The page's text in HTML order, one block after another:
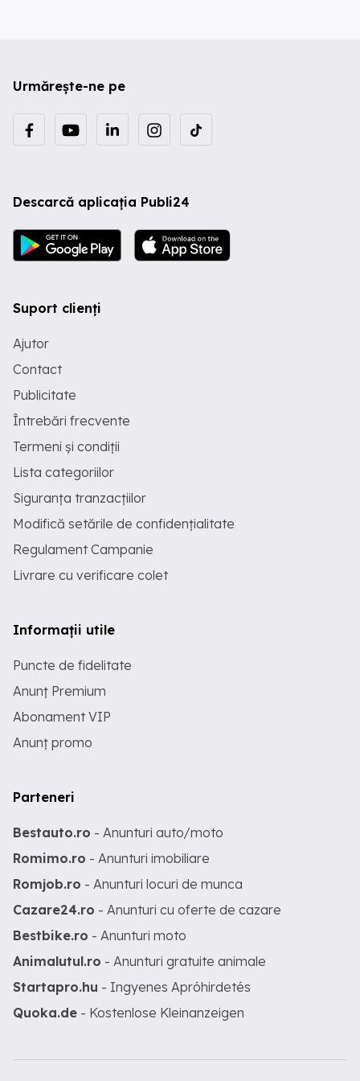
Urmărește-ne pe
Descarcă aplicația Publi24
Suport clienți
Ajutor
Contact
Publicitate
Întrebări frecvente
Termeni și condiții
Lista categoriilor
Siguranța tranzacțiilor
Modifică setările de confidențialitate
Regulament Campanie
Livrare cu verificare colet
Informații utile
Puncte de fidelitate
Anunț Premium
Abonament VIP
Anunț promo
Parteneri
Bestauto.ro - Anunturi auto/moto
Romimo.ro - Anunturi imobiliare
Romjob.ro - Anunturi locuri de munca
Cazare24.ro - Anunturi cu oferte de cazare
Bestbike.ro - Anunturi moto
Animalutul.ro - Anunturi gratuite animale
Startapro.hu - Ingyenes Apróhirdetés
Quoka.de - Kostenlose Kleinanzeigen